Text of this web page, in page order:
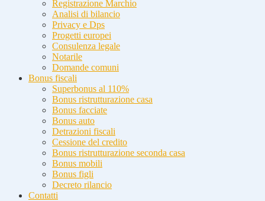
Registrazione Marchio
Analisi di bilancio
Privacy e Dps
Progetti europei
Consulenza legale
Notarile
Domande comuni
Bonus fiscali
Superbonus al 110%
Bonus ristrutturazione casa
Bonus facciate
Bonus auto
Detrazioni fiscali
Cessione del credito
Bonus ristrutturazione seconda casa
Bonus mobili
Bonus figli
Decreto rilancio
Contatti